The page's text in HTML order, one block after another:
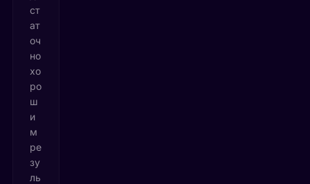
ст
ат
оч
но
хо
ро
ш
и
м
ре
зу
ль